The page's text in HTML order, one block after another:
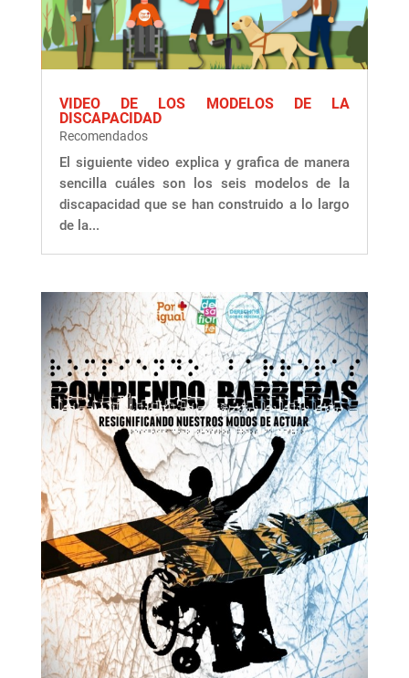
VIDEO DE LOS MODELOS DE LA
DISCAPACIDAD
Recomendados
El siguiente video explica y grafica de manera
sencilla cuáles son los seis modelos de la
discapacidad que se han construido a lo largo
de la...